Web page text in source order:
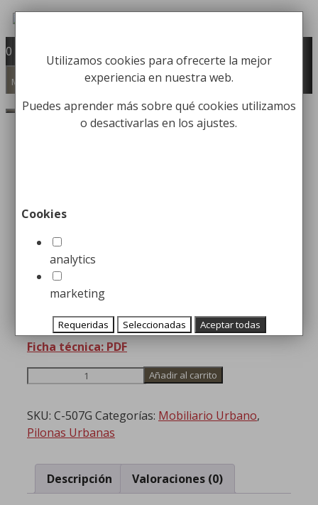
Saltar
contenido
equipamiento para la higiene industrial
Búsqueda
de
productos
Buscar
0
Menú
Mobiliario Urbano/Pilonas
Bolardo de Hierro
119,99€
Pilona tipo Salt , en fundición de
ø165×750 mm
Ficha técnica: PDF
Hierro
cantidad
Añadir al carrito
SKU: C-507G Categorías: Mobiliario Urbano,
Pilonas Urbanas
Descripción Valoraciones (0)
Utilizamos cookies para ofrecerte la mejor
experiencia en nuestra web.
Puedes aprender más sobre qué cookies utilizamos
o desactivarlas en los ajustes.
Cookies
analytics
marketing
Requeridas Seleccionadas Aceptar todas